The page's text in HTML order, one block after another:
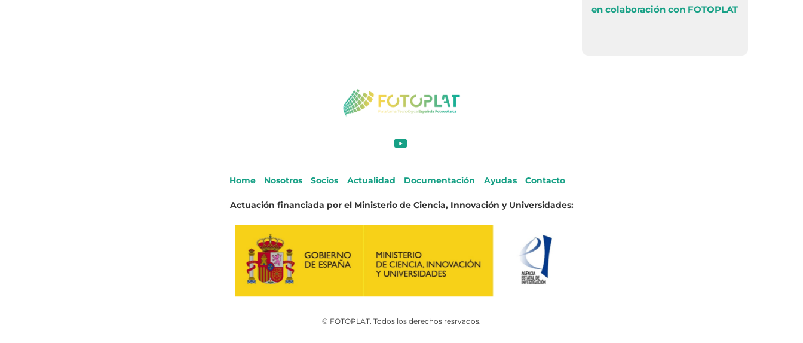
en colaboración con FOTOPLAT
Home Nosotros Socios Actualidad Documentación Ayudas Contacto
Actuación financiada por el Ministerio de Ciencia, Innovación y Universidades:
© FOTOPLAT. Todos los derechos resrvados.